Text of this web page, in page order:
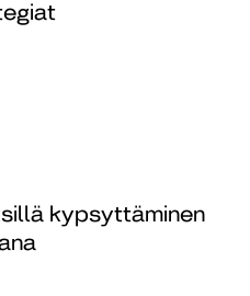
kypsyttäminen